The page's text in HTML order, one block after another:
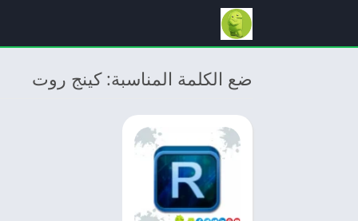
ضع الكلمة المناسبة: كينج روت